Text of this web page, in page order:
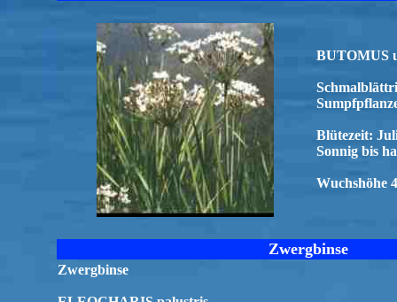
BUTOMUS
Blütezeit:
Sonnig bis
Wuchshöhe
Zwergbinse
Zwergbinse